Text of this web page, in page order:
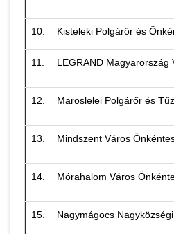
10. Kisteleki Polgárőr és
11. LEGRAND
12. Maroslelei Polgárőr és
13. Mindszent Város
14. Mórahalom Város
15. Nagymágocs